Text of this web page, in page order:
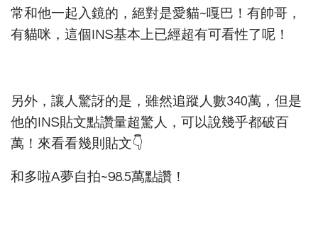
常和他一起入鏡的，絕對是愛貓~嘎巴！有帥哥，
有貓咪，這個INS基本上已經超有可看性了呢！
另外，讓人驚訝的是，雖然追蹤人數340萬，但是
他的INS貼文點讚量超驚人，可以說幾乎都破百
萬！來看看幾則貼文👇
和多啦A夢自拍~98.5萬點讚！